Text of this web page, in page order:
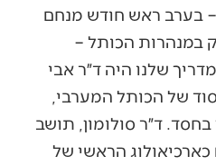
– בערב ראש חודש מנחם
במנהרות הכותל –
שלנו היה ד״ר אבי
של הכותל המערבי,
בחסד. ד״ר סולומון, תושב
הראשי של